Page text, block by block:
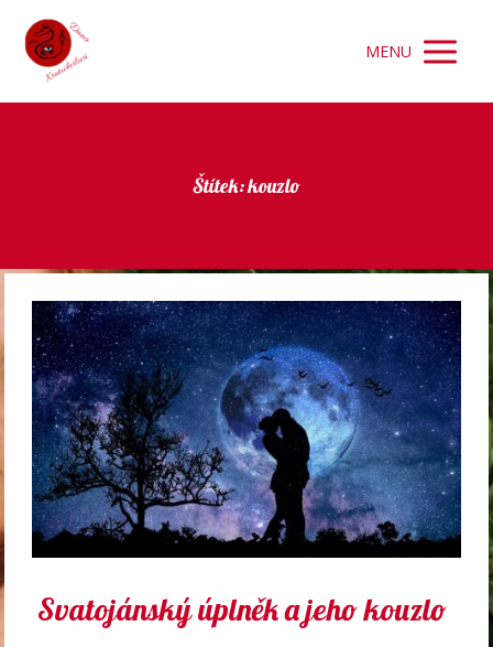
MENU
Štítek: kouzlo
Svatojánský úplněk a jeho kouzlo